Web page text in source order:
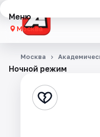
Меню
Москва
Концерты
Стендап
Ночной режим
Москва